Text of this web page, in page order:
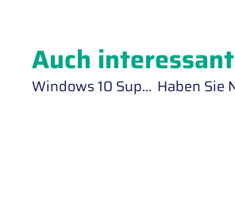
Auch interessant
Windows 10 Support endet 2025: Das sollten Unternehmen jetzt wissen!